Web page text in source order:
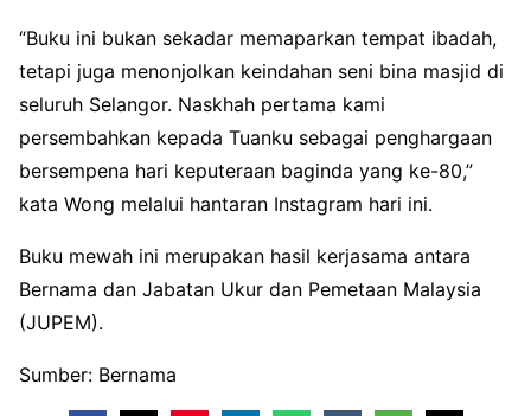
“Buku ini bukan sekadar memaparkan tempat ibadah,
tetapi juga menonjolkan keindahan seni bina masjid di
seluruh Selangor. Naskhah pertama kami
persembahkan kepada Tuanku sebagai penghargaan
bersempena hari keputeraan baginda yang ke-80,”
kata Wong melalui hantaran Instagram hari ini.
Buku mewah ini merupakan hasil kerjasama antara
Bernama dan Jabatan Ukur dan Pemetaan Malaysia
(JUPEM).
Sumber: Bernama